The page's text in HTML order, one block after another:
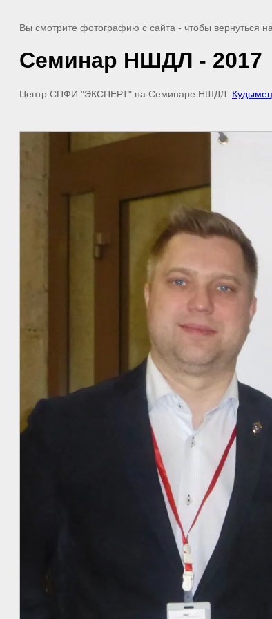
Вы смотрите фотографию с сайта - чтобы вернуться
Семинар НШДЛ - 2017
Центр СПФИ "ЭКСПЕРТ" на Семинаре НШДЛ: